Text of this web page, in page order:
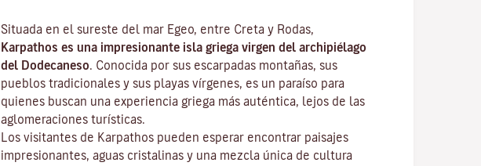
Situada en el sureste del mar Egeo, entre Creta y Rodas,
Karpathos es una impresionante isla griega virgen del archipiélago
del Dodecaneso . Conocida por sus escarpadas montañas, sus
pueblos tradicionales y sus playas vírgenes, es un paraíso para
quienes buscan una experiencia griega más auténtica, lejos de las
aglomeraciones turísticas.
Los visitantes de Karpathos pueden esperar encontrar paisajes
impresionantes, aguas cristalinas y una mezcla única de cultura